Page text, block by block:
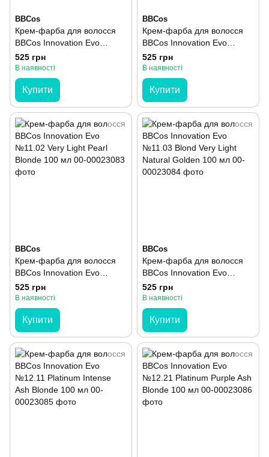
BBCos
Крем-фарба для волосся
BBCos Innovation Evo
№11.0 Very Light Blond 100
мл
525 грн
В наявності
Купити
BBCos
Крем-фарба для волосся
BBCos Innovation Evo
№11.01 Very Light Natural
Blond 100 мл
525 грн
В наявності
Купити
BBCos
Крем-фарба для волосся
BBCos Innovation Evo
№11.02 Very Light Pearl
Blonde 100 мл
525 грн
В наявності
Купити
BBCos
Крем-фарба для волосся
BBCos Innovation Evo
№11.03 Blond Very Light
Natural Golden 100 мл
525 грн
В наявності
Купити